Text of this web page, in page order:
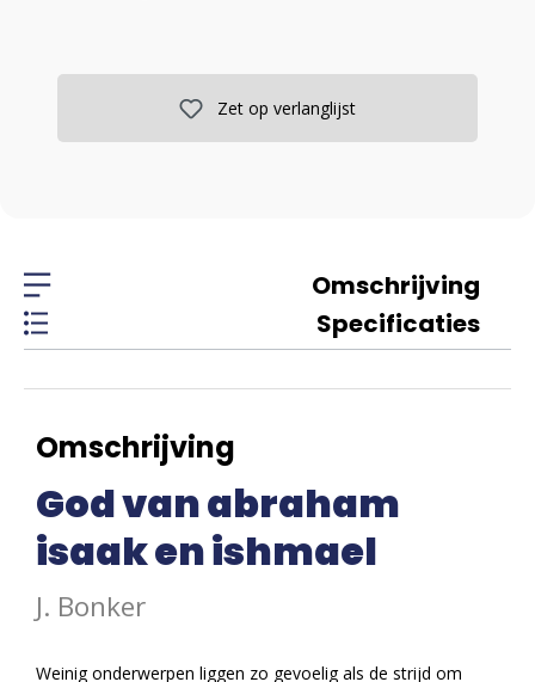
Zet op verlanglijst
Omschrijving
Specificaties
Omschrijving
God van abraham
isaak en ishmael
J. Bonker
Weinig onderwerpen liggen zo gevoelig als de strijd om